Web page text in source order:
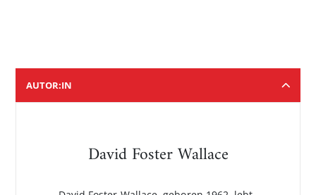
AUTOR:IN
David Foster Wallace